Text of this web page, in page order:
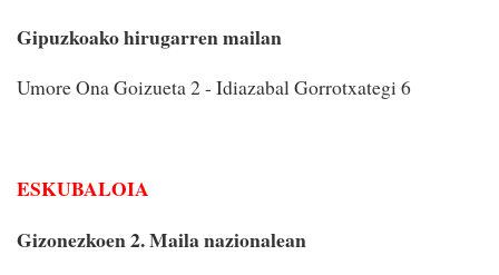
Gipuzkoako hirugarren mailan
Umore Ona Goizueta 2 - Idiazabal Gorrotxategi 6
ESKUBALOIA
Gizonezkoen 2. Maila nazionalean